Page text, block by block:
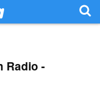
Radio -